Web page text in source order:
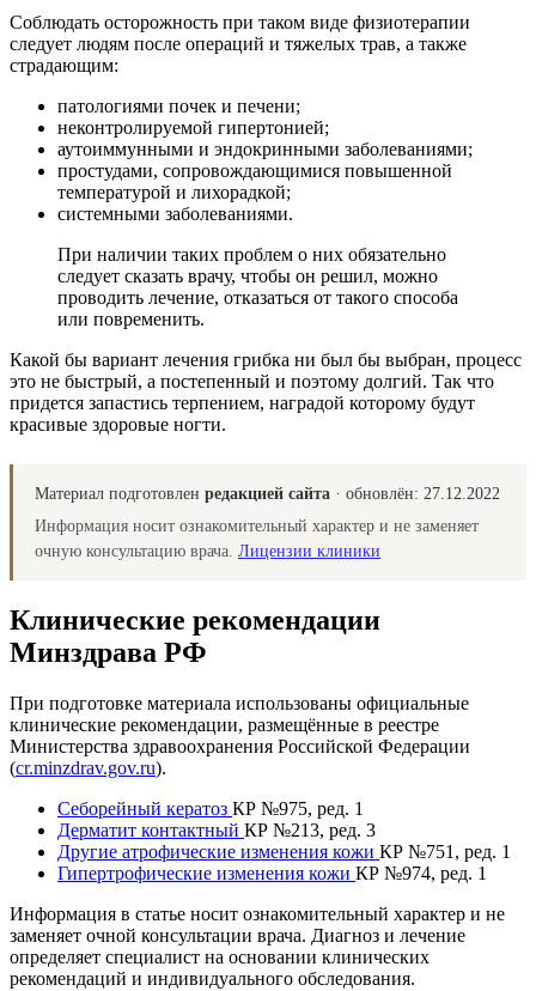
Соблюдать осторожность при таком виде физиотерапии
следует людям после операций и тяжелых трав, а также
страдающим:
патологиями почек и печени;
неконтролируемой гипертонией;
аутоиммунными и эндокринными заболеваниями;
простудами, сопровождающимися повышенной
температурой и лихорадкой;
системными заболеваниями.
При наличии таких проблем о них обязательно
следует сказать врачу, чтобы он решил, можно
проводить лечение, отказаться от такого способа
или повременить.
Какой бы вариант лечения грибка ни был бы выбран, процесс
это не быстрый, а постепенный и поэтому долгий. Так что
придется запастись терпением, наградой которому будут
красивые здоровые ногти.
Материал подготовлен редакцией сайта · обновлён: 27.12.2022
Информация носит ознакомительный характер и не заменяет
очную консультацию врача. Лицензии клиники
Клинические рекомендации
Минздрава РФ
При подготовке материала использованы официальные
клинические рекомендации, размещённые в реестре
Министерства здравоохранения Российской Федерации
(cr.minzdrav.gov.ru).
Себорейный кератоз КР №975, ред. 1
Дерматит контактный КР №213, ред. 3
Другие атрофические изменения кожи КР №751, ред. 1
Гипертрофические изменения кожи КР №974, ред. 1
Информация в статье носит ознакомительный характер и не
заменяет очной консультации врача. Диагноз и лечение
определяет специалист на основании клинических
рекомендаций и индивидуального обследования.